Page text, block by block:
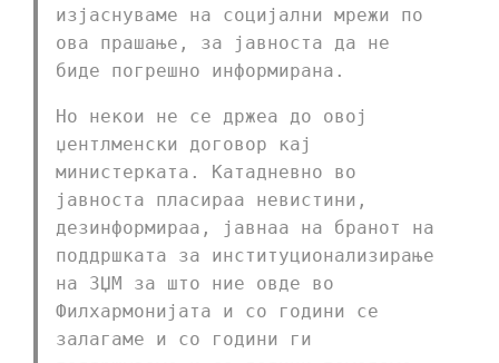
изјаснуваме на социјални мрежи по
ова прашање, за јавноста да не
биде погрешно информирана.
Но некои не се држеа до овој
џентлменски договор кај
министерката. Катадневно во
јавноста пласираа невистини,
дезинформираа, јавнаа на бранот на
поддршката за институционализирање
на ЗЏМ за што ние овде во
Филхармонијата и со години се
залагаме и со години ги